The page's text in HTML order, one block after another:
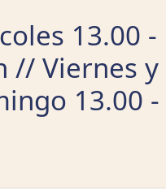
13.00
// Viernes
13.00